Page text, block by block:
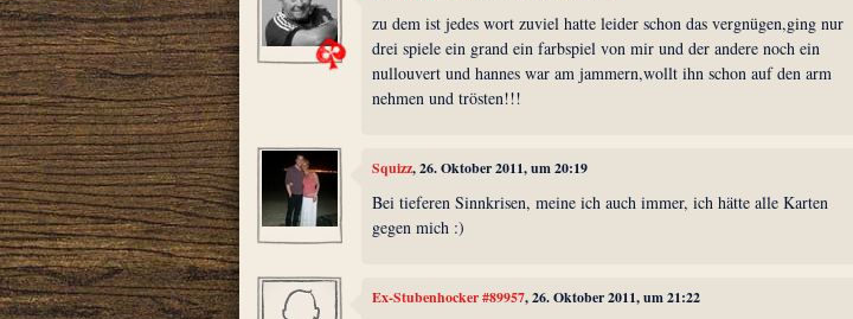
zu dem ist jedes wort zuviel hatte leider schon das vergnügen,ging nur
drei spiele ein grand ein farbspiel von mir und der andere noch ein
nullouvert und hannes war am jammern,wollt ihn schon auf den arm
nehmen und trösten!!!
Squizz, 26. Oktober 2011, um 20:19
Bei tieferen Sinnkrisen, meine ich auch immer, ich hätte alle Karten
gegen mich :)
Ex-Stubenhocker #89957, 26. Oktober 2011, um 21:22